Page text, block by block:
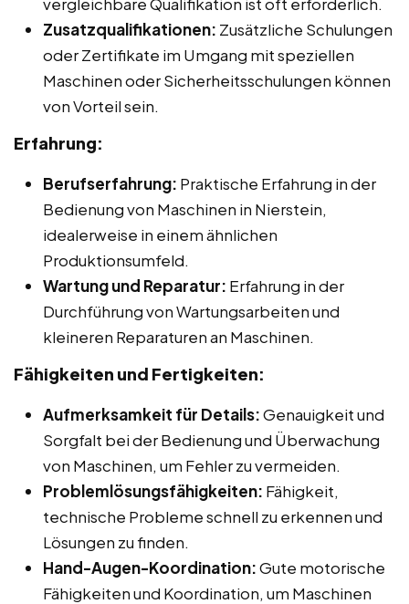
Zusatzqualifikationen: Zusätzliche Schulungen
oder Zertifikate im Umgang mit speziellen
Maschinen oder Sicherheitsschulungen können
von Vorteil sein.
Erfahrung:
Berufserfahrung: Praktische Erfahrung in der
Bedienung von Maschinen in Nierstein,
idealerweise in einem ähnlichen
Produktionsumfeld.
Wartung und Reparatur: Erfahrung in der
Durchführung von Wartungsarbeiten und
kleineren Reparaturen an Maschinen.
Fähigkeiten und Fertigkeiten:
Aufmerksamkeit für Details:Genauigkeit und
Sorgfalt bei der Bedienung und Überwachung
von Maschinen, um Fehler zu vermeiden.
Problemlösungsfähigkeiten: Fähigkeit,
technische Probleme schnell zu erkennen und
Lösungen zu finden.
Hand-Augen-Koordination:Gute motorische
Fähigkeiten und Koordination, um Maschinen